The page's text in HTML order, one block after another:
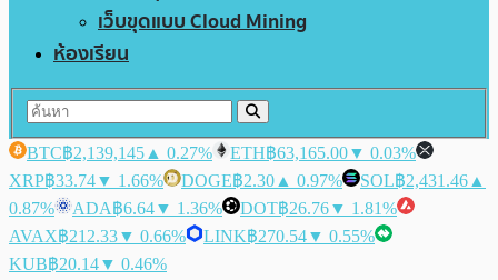
เว็บขุดแบบ Cloud Mining
ห้องเรียน
BTC฿2,139,145 ▲ 0.27% ETH฿63,165.00▼ 0.03%
XRP฿33.74▼ 1.66% DOGE฿2.30 ▲ 0.97% SOL฿2,431.46 ▲
0.87%
ADA฿6.64▼ 1.36% DOT฿26.76▼ 1.81%
AVAX฿212.33▼ 0.66% LINK฿270.54▼ 0.55%
KUB฿20.14▼ 0.46%